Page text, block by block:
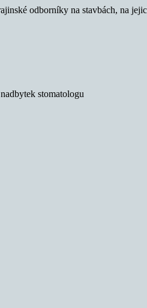
odborníky na stavbách, na
stomatologu